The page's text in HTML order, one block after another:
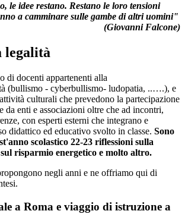
le idee restano. Restano le loro tensioni
a camminare sulle gambe di altri uomini"
(Giovanni Falcone)
legalità
di docenti appartenenti alla
(bullismo - cyberbullismo- ludopatia, ..….), e
culturali che prevedono la partecipazione
da enti e associazioni oltre che ad incontri,
con esperti esterni che integrano e
didattico ed educativo svolto in classe. Sono
scolastico 22-23 riflessioni sulla
risparmio energetico e molto altro.
negli anni e ne offriamo qui di
a Roma e viaggio di istruzione a